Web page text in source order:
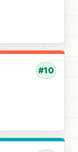
#10